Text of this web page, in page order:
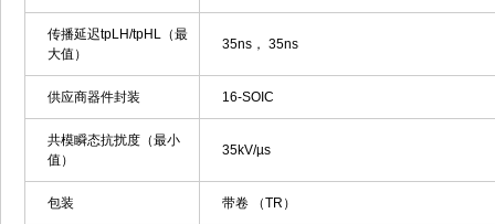
传播延迟tpLH/tpHL（最
大值）
35ns， 35ns
供应商器件封装 16-SOIC
共模瞬态抗扰度（最小
值）
35kV/µs
包装 带卷 （TR）